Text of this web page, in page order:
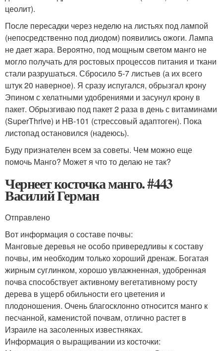
цеолит).
После пересадки через неделю на листьях под лампой
(непосредственно под диодом) появились ожоги. Лампа
не дает жара. Вероятно, под мощным светом манго не
могло получать для ростовых процессов питания и ткани
стали разрушаться. Сбросило 5-7 листьев (а их всего
штук 20 наверное). Я сразу испугался, обрызгал крону
Эпином с хелатными удобрениями и засунул крону в
пакет. Обрызгиваю под пакет 2 раза в день с витаминами
(SuperThrive) и HB-101 (стрессовый адаптоген). Пока
листопад остановился (надеюсь).
Буду признателен всем за советы. Чем можно еще
помочь Манго? Может я что то делаю не так?
Чернеет косточка манго. #443
Василий Герман
Отправлено
Вот информация о составе почвы:
Манговые деревья не особо привередливы к составу
почвы, им необходим только хороший дренаж. Богатая
жирным суглинком, хорошо увлажненная, удобренная
почва способствует активному вегетативному росту
дерева в ущерб обильности его цветения и
плодоношения. Очень благосклонно относится манго к
песчанной, каменистой почвам, отлично растет в
Израиле на засоленных известняках.
Информация о выращивании из косточки: